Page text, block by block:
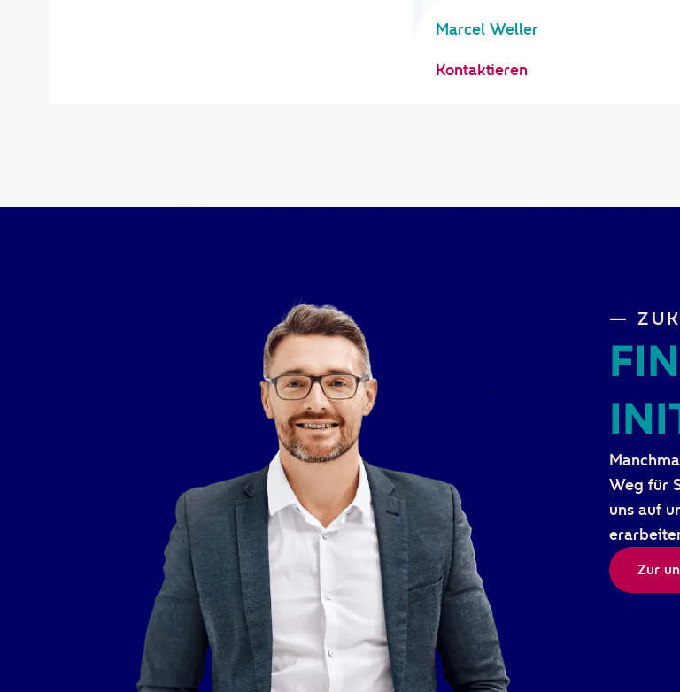
Marcel Weller
Kontaktieren
—
Weg für
uns auf
Zur